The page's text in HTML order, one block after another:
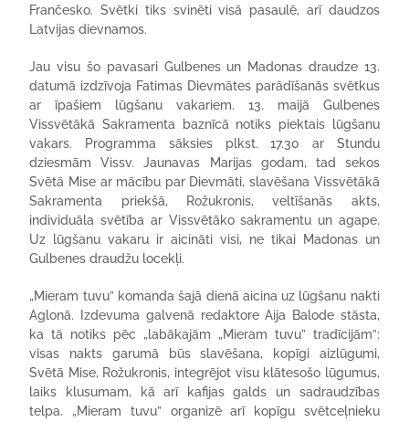
Frančesko. Svētki tiks svinēti visā pasaulē, arī daudzos
Latvijas dievnamos.
Jau visu šo pavasari Gulbenes un Madonas draudze 13.
datumā izdzīvoja Fatimas Dievmātes parādīšanās svētkus
ar īpašiem lūgšanu vakariem. 13. maijā Gulbenes
Vissvētākā Sakramenta baznīcā notiks piektais lūgšanu
vakars. Programma sāksies plkst. 17.30 ar Stundu
dziesmām Vissv. Jaunavas Marijas godam, tad sekos
Svētā Mise ar mācību par Dievmāti, slavēšana Vissvētākā
Sakramenta priekšā, Rožukronis, veltīšanās akts,
individuāla svētība ar Vissvētāko sakramentu un agape.
Uz lūgšanu vakaru ir aicināti visi, ne tikai Madonas un
Gulbenes draudžu locekļi.
„Mieram tuvu” komanda šajā dienā aicina uz lūgšanu nakti
Aglonā. Izdevuma galvenā redaktore Aija Balode stāsta,
ka tā notiks pēc „labākajām „Mieram tuvu” tradīcijām”:
visas nakts garumā būs slavēšana, kopīgi aizlūgumi,
Svētā Mise, Rožukronis, integrējot visu klātesošo lūgumus,
laiks klusumam, kā arī kafijas galds un sadraudzības
telpa. „Mieram tuvu” organizē arī kopīgu svētceļnieku